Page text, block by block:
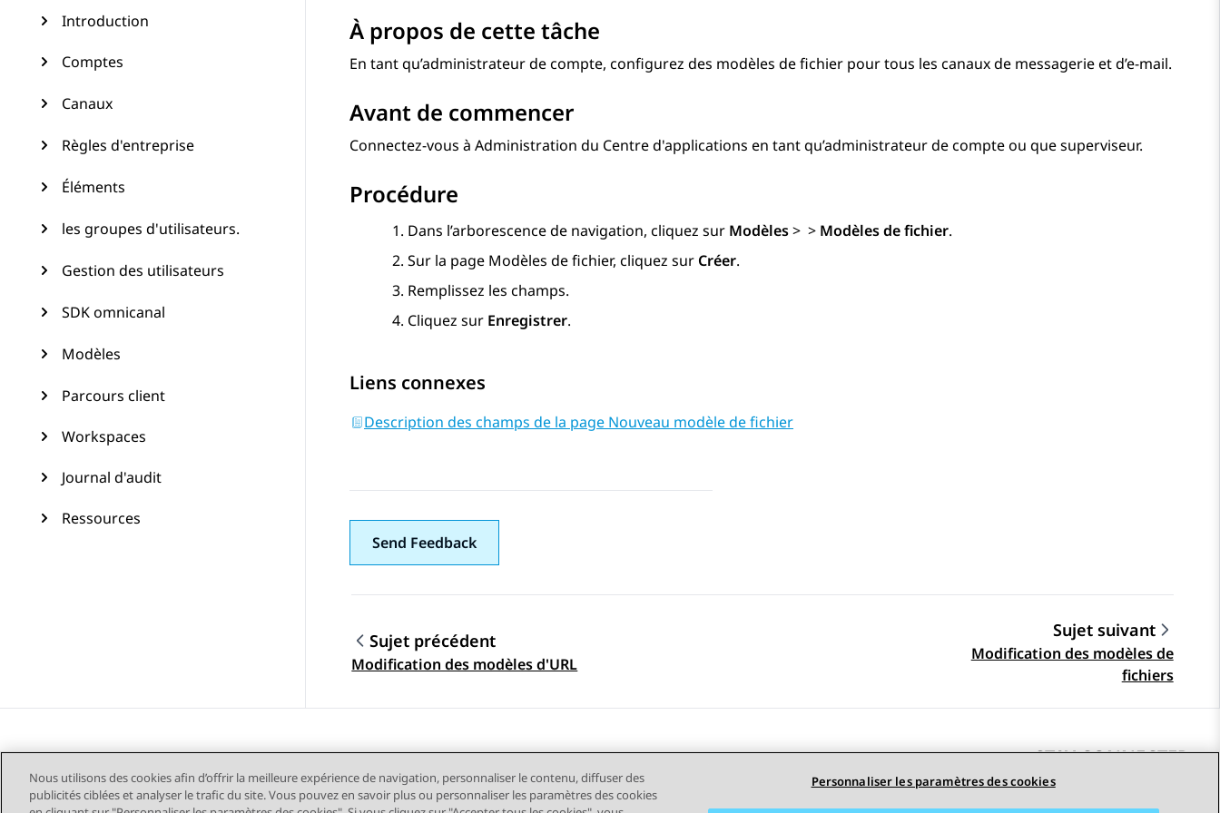
Introduction
Comptes
Canaux
Règles d'entreprise
Éléments
les groupes d'utilisateurs.
Gestion des utilisateurs
SDK omnicanal
Modèles
Parcours client
Workspaces
Journal d'audit
Ressources
À propos de cette tâche
En tant qu’administrateur de compte, configurez des modèles de fichier pour tous les canaux de messagerie et d’e-mail.
Avant de commencer
Connectez-vous à Administration du Centre d'applications en tant qu’administrateur de compte ou que superviseur.
Procédure
Dans l’arborescence de navigation, cliquez sur Modèles> > Modèles de fichier.
Sur la page Modèles de fichier, cliquez sur Créer.
Remplissez les champs.
Cliquez sur Enregistrer.
Liens connexes
Description des champs de la page Nouveau modèle de fichier
Send Feedback
Navigation par sujet
Sujet précédent
Modification des modèles d'URL
Sujet suivant
Modification des modèles de
fichiers
STAY CONNECTED
Nous utilisons des cookies afin d’offrir la meilleure expérience de navigation, personnaliser le contenu, diffuser des
publicités ciblées et analyser le trafic du site. Vous pouvez en savoir plus ou personnaliser les paramètres des cookies
Personnaliser les paramètres des cookies